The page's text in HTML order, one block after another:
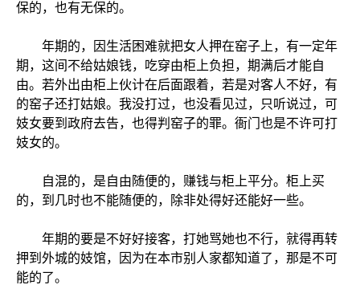
保的，也有无保的。
年期的，因生活困难就把女人押在窑子上，有一定年
期，这间不给姑娘钱，吃穿由柜上负担，期满后才能自
由。若外出由柜上伙计在后面跟着，若是对客人不好，有
的窑子还打姑娘。我没打过，也没看见过，只听说过，可
妓女要到政府去告，也得判窑子的罪。衙门也是不许可打
妓女的。
自混的，是自由随便的，赚钱与柜上平分。柜上买
的，到几时也不能随便的，除非处得好还能好一些。
年期的要是不好好接客，打她骂她也不行，就得再转
押到外城的妓馆，因为在本市别人家都知道了，那是不可
能的了。